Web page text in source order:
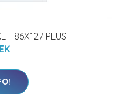
86X127 PLUS